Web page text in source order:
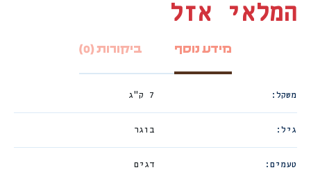
המלאי אזל
מידע נוסף ביקורות (0)
משקל 7 ק"ג
גיל בוגר
טעמים דגים